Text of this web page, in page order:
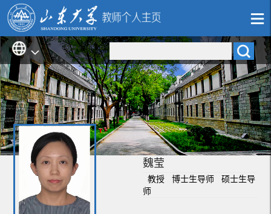
魏莹
教授 博士生导师 硕士生导
师